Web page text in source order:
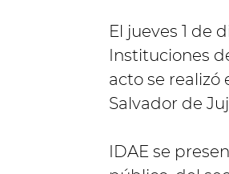
El jueves 1 de
Instituciones
acto se
Salvador de
IDAE se